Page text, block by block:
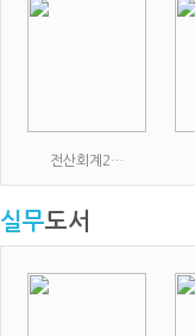
전산회계2…
실무도서